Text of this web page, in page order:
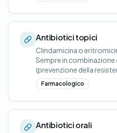
Antibiotici topici
Clindamicina o
Sempre in
(prevenzione della
Farmacologico
Antibiotici orali